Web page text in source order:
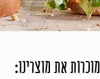
את מוצרינו: